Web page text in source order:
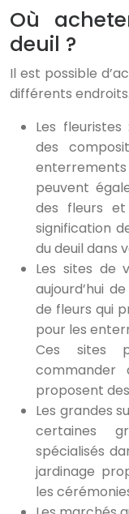
Où
deuil ?
Il est possible
différents
Les
des
peuvent
des fleurs
signification
du deuil dans
Les sites de
aujourd’hui
de fleurs qui
pour les
Ces sites
proposent
Les grandes
certaines
spécialisés
jardinage
les